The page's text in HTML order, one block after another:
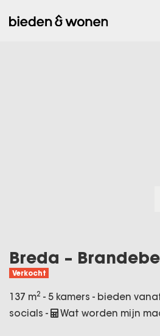
Breda –
Verkocht
137 m2 - 5 kamers - bieden
socials -
Wat worden mijn